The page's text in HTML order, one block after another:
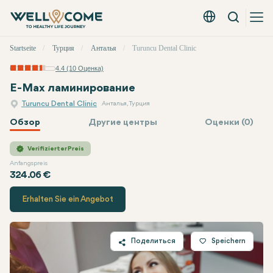
Русский - EUR
Вызов
меню
Startseite Турция Анталья Turuncu Dental Clinic
4.4 (10 Оценка)
E-Max ламинирование
Turuncu Dental Clinic Анталья, Турция
Обзор Другие центры Оценки (0)
Verifizierter Preis
Anfangspreis
324.06 €
Turuncu Dental ClinicЦена
Erhalten Sie ein Angebot
Поделиться
Twitter
Speichern